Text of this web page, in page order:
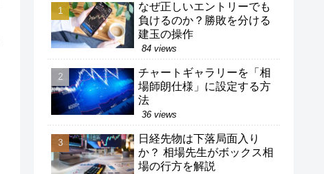
なぜ正しいエントリーでも
負けるのか？勝敗を分ける
建玉の操作
84 views
チャートギャラリーを「相
場師朗仕様」に設定する方
法
36 views
日経先物は下落局面入り
か？ 相場先生がボックス相
場の行方を解説